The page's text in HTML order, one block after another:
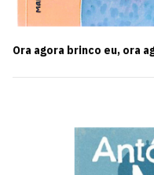
Ora agora brinco eu, ora